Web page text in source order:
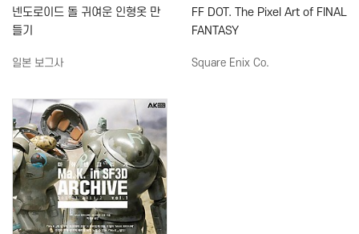
넨도로이드 돌 귀여운 인형옷 만
들기
일본 보그사
FF DOT. The Pixel Art of FINAL
FANTASY
Square Enix Co.